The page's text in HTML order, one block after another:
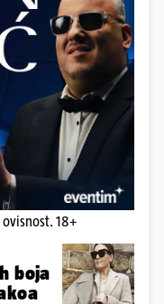
18+
boja